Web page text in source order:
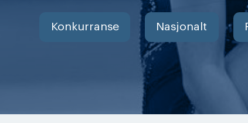
Konkurranse Nasjonalt